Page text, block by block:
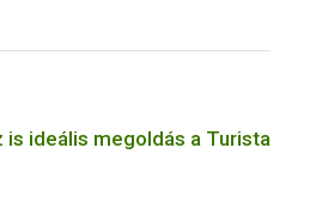
is ideális megoldás a Turista